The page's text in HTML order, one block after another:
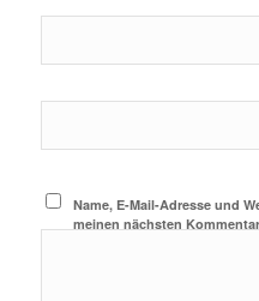
Name, E-Mail-Adresse und
meinen nächsten